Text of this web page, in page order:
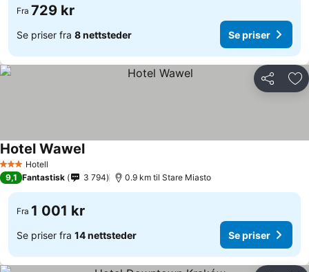
Fra 729 kr
Se priser fra 8 nettsteder Se priser
Del
3 StjernerHotell
Hotel Wawel
9,1 Fantastisk 3 794 0.9 km til Stare Miasto
Fra 1 001 kr
Se priser fra 14 nettsteder Se priser